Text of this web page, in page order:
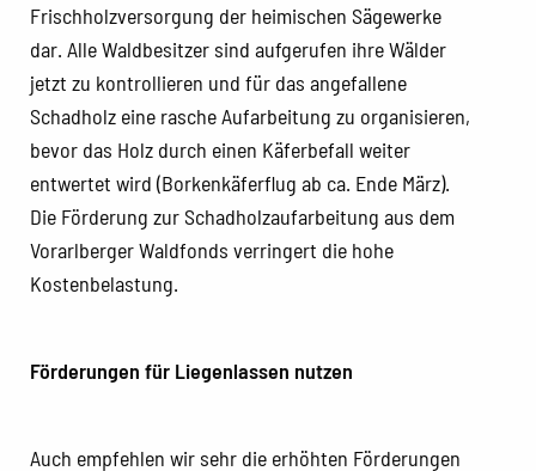
Frischholzversorgung der heimischen Sägewerke
dar. Alle Waldbesitzer sind aufgerufen ihre Wälder
jetzt zu kontrollieren und für das angefallene
Schadholz eine rasche Aufarbeitung zu organisieren,
bevor das Holz durch einen Käferbefall weiter
entwertet wird (Borkenkäferflug ab ca. Ende März).
Die Förderung zur Schadholzaufarbeitung aus dem
Vorarlberger Waldfonds verringert die hohe
Kostenbelastung.
Förderungen für Liegenlassen nutzen
Auch empfehlen wir sehr die erhöhten Förderungen